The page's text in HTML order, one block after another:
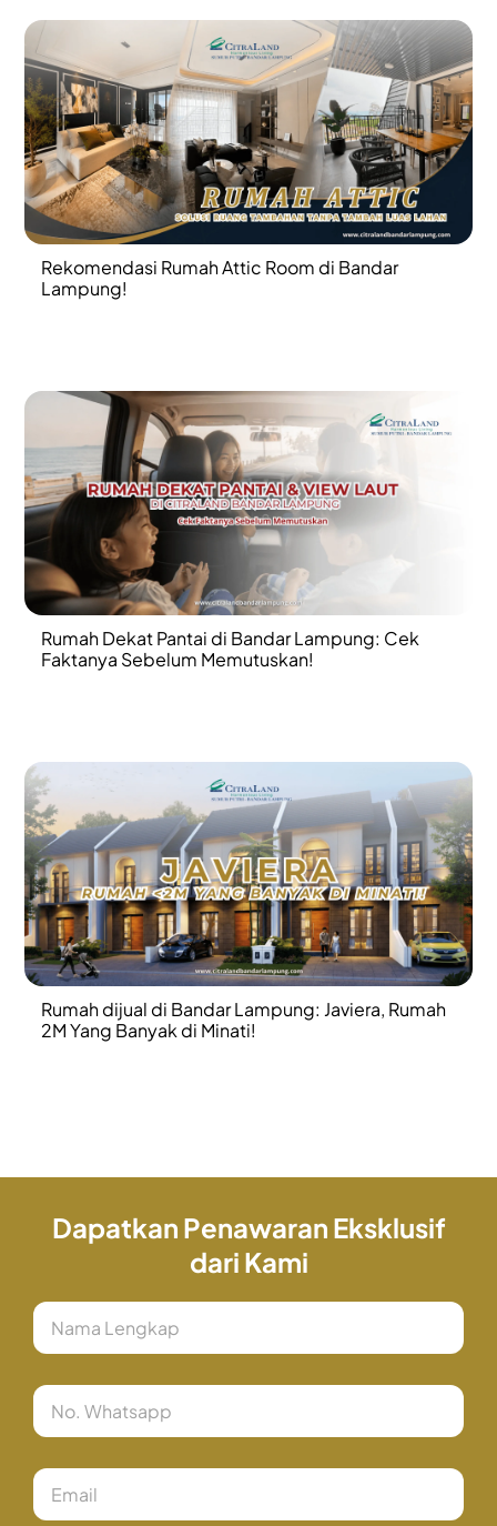
Rekomendasi Rumah Attic Room di Bandar
Lampung!
Rumah Dekat Pantai di Bandar Lampung: Cek
Faktanya Sebelum Memutuskan!
Rumah dijual di Bandar Lampung: Javiera, Rumah
2M Yang Banyak di Minati!
Dapatkan Penawaran Eksklusif
dari Kami
Nama
Phone
Number
Email